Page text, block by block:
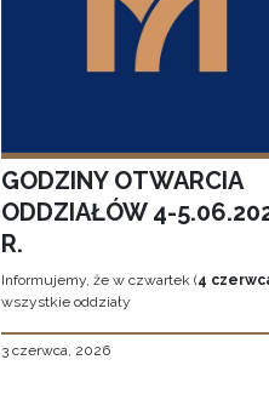
GODZINY OTWARCIA
ODDZIAŁÓW 4-
R.
Informujemy, że w czwartek (4
wszystkie oddziały
3 czerwca, 2026